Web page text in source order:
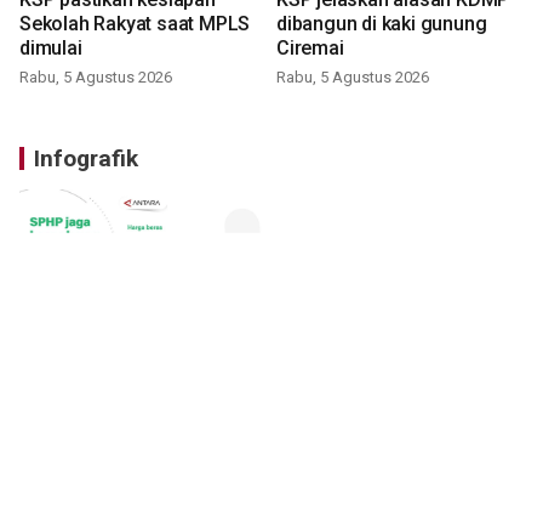
Sekolah Rakyat saat MPLS
dimulai
Rabu, 5 Agustus 2026
dibangun di kaki gunung
Ciremai
Rabu, 5 Agustus 2026
Infografik